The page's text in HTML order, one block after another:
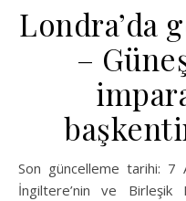
Londra’da
–
Son güncelleme tarihi: 7 Aralık 2025Bir zamanlar sadece
İngiltere’nin ve Birleşik